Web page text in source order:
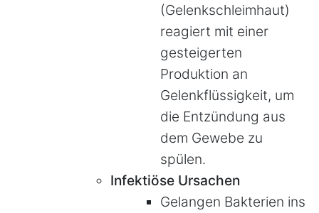
(Gelenkschleimhaut)
reagiert mit einer
gesteigerten
Produktion an
Gelenkflüssigkeit, um
die Entzündung aus
dem Gewebe zu
spülen.
Infektiöse Ursachen
Gelangen Bakterien ins